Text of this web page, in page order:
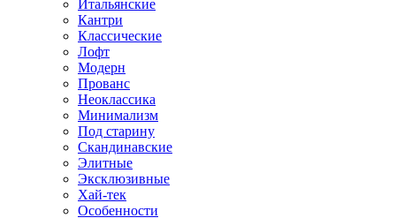
Итальянские
Кантри
Классические
Лофт
Модерн
Прованс
Неоклассика
Минимализм
Под старину
Скандинавские
Элитные
Эксклюзивные
Хай-тек
Особенности